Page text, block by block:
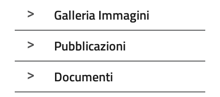
Galleria Immagini
Pubblicazioni
Documenti